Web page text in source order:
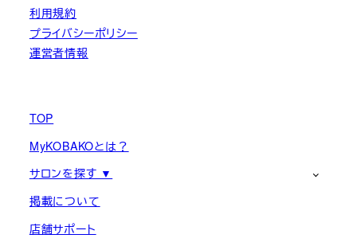
利用規約
プライバシーポリシー
運営者情報
TOP
MyKOBAKOとは？
サロンを探す ▼
掲載について
店舗サポート